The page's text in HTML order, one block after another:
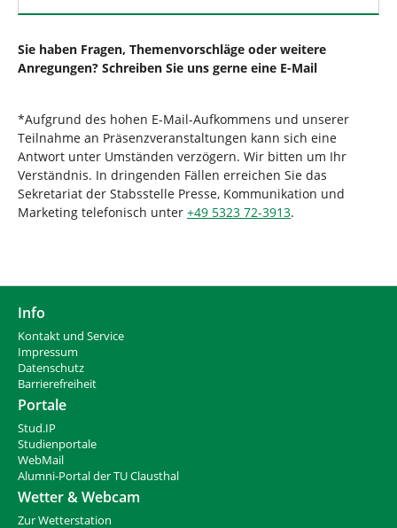
Sie haben Fragen, Themenvorschläge oder weitere
Anregungen? Schreiben Sie uns gerne eine E-Mail
*Aufgrund des hohen E-Mail-Aufkommens und unserer
Teilnahme an Präsenzveranstaltungen kann sich eine
Antwort unter Umständen verzögern. Wir bitten um Ihr
Verständnis. In dringenden Fällen erreichen Sie das
Sekretariat der Stabsstelle Presse, Kommunikation und
Marketing telefonisch unter +49 5323 72-3913.
Info
Kontakt und Service
Impressum
Datenschutz
Barrierefreiheit
Portale
Stud.IP
Studienportale
WebMail
Alumni-Portal der TU Clausthal
Wetter & Webcam
Zur Wetterstation